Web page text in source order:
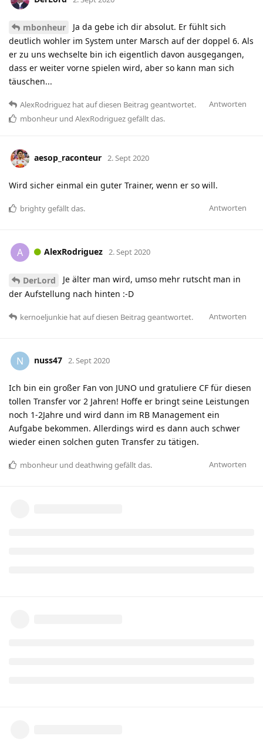
mbonheur
Ja da gebe ich dir absolut. Er fühlt sich
deutlich wohler im System unter Marsch auf der doppel 6. Als
er zu uns wechselte bin ich eigentlich davon ausgegangen,
dass er weiter vorne spielen wird, aber so kann man sich
täuschen...
Antworten
AlexRodriguez hatauf diesen Beitrag geantwortet.
mbonheur und AlexRodriguezgefällt das.
aesop_raconteur 2. Sept 2020
Wird sicher einmal ein guter Trainer, wenn er so will.
Antworten
brightygefällt das.
A AlexRodriguez 2. Sept 2020
DerLord
Je älter man wird, umso mehr rutscht man in
der Aufstellung nach hinten :-D
Antworten
kernoeljunkie hatauf diesen Beitrag geantwortet.
N nuss47 2. Sept 2020
Ich bin ein großer Fan von JUNO und gratuliere CF für diesen
tollen Transfer vor 2 Jahren! Hoffe er bringt seine Leistungen
noch 1-2Jahre und wird dann im RB Management ein
Aufgabe bekommen. Allerdings wird es dann auch schwer
wieder einen solchen guten Transfer zu tätigen.
Antworten
mbonheur und deathwing gefällt das.